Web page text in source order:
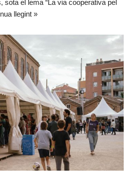
sota el lema “La via cooperativa pel
llegint »